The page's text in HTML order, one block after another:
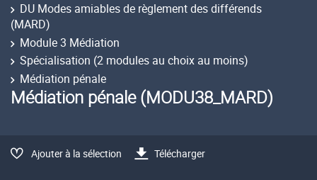
DU Modes amiables de règlement des différends
(MARD)
Module 3 Médiation
Spécialisation (2 modules au choix au moins)
Médiation pénale
Médiation pénale (MODU38_MARD)
Ajouter à la sélection Télécharger